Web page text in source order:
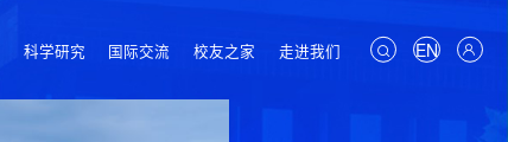
科学研究 国际交流 校友之家 走进我们 EN